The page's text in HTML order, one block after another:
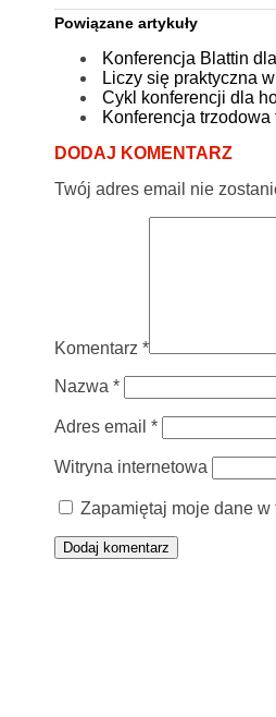
Powiązane artykuły
Konferencja Blattin
Liczy się praktyczna
Cykl konferencji dla
Konferencja trzodowa
DODAJ KOMENTARZ
Twój adres email nie
Komentarz *
Nazwa *
Adres email *
Witryna internetowa
Zapamiętaj moje dane